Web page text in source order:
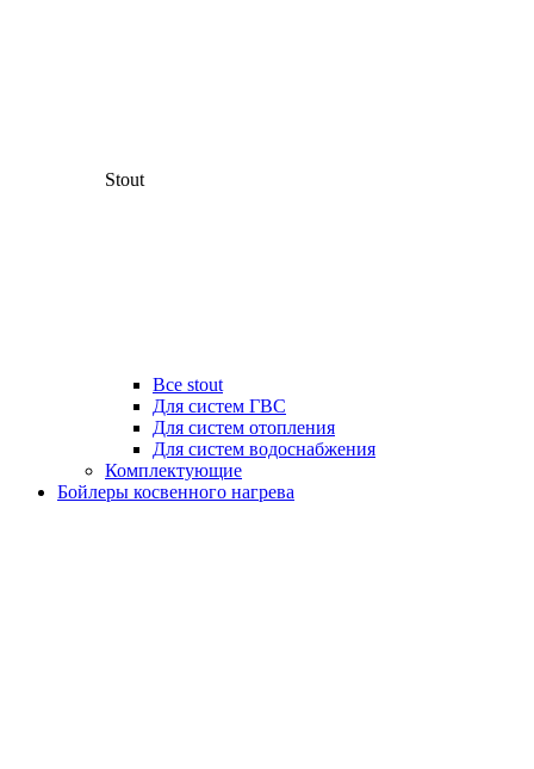
Stout
Все stout
Для систем ГВС
Для систем отопления
Для систем водоснабжения
Комплектующие
Бойлеры косвенного нагрева